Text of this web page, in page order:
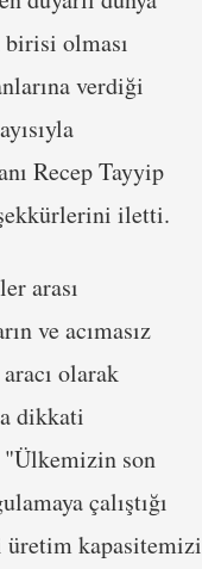
olması
verdiği
Recep Tayyip
iletti.
arası
ve acımasız
olarak
dikkati
"Ülkemizin son
çalıştığı
kapasitemizi